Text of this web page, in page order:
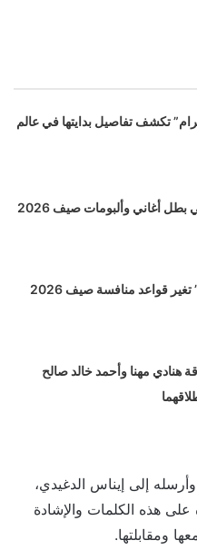
تكشف تفاصيل بدايتها في عالم
بطل أغاني وألبومات صيف 2026
قواعد منافسة صيف 2026
هنادي مهنا وأحمد خالد صالح
إلى إيناس الدغيدي،
هذه الكلمات والإشادة
ومقابلتها.